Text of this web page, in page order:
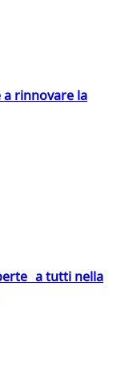
a rinnovare la
a tutti nella